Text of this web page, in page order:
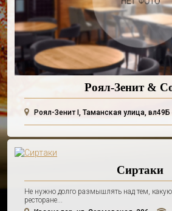
Роял-Зенит &
Роял-Зенит I, Таманская улица, вл49Б
Сиртаки
Не нужно долго размышлять над тем,
ресторане...